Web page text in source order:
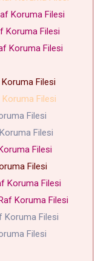
Koruma Filesi
Koruma Filesi
Koruma Filesi
Filesi
Koruma Filesi
Filesi
Filesi
Filesi
Filesi
Koruma Filesi
Koruma Filesi
Koruma Filesi
Filesi